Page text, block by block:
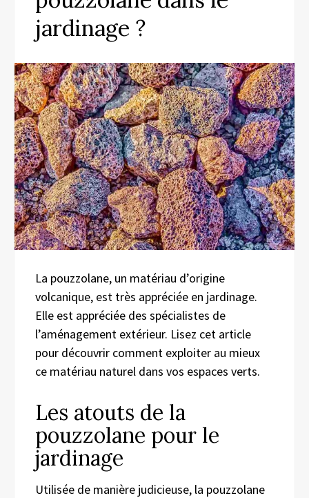
jardinage ?
La pouzzolane, un matériau d’origine
volcanique, est très appréciée en jardinage.
Elle est appréciée des spécialistes de
l’aménagement extérieur. Lisez cet article
pour découvrir comment exploiter au mieux
ce matériau naturel dans vos espaces verts.
Les atouts de la
pouzzolane pour le
jardinage
Utilisée de manière judicieuse, la pouzzolane